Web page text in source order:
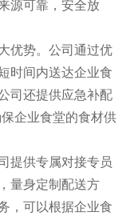
源可靠，安全放
优势。公司通过优
时间内送达企业食
司还提供应急补配
企业食堂的食材供
提供专属对接专员
量身定制配送方
，可以根据企业食